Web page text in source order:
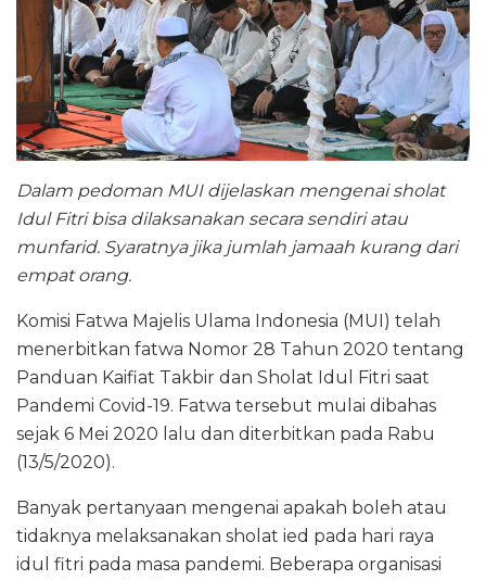
Dalam pedoman MUI dijelaskan mengenai sholat
Idul Fitri bisa dilaksanakan secara sendiri atau
munfarid. Syaratnya jika jumlah jamaah kurang dari
empat orang.
Komisi Fatwa Majelis Ulama Indonesia (MUI) telah
menerbitkan fatwa Nomor 28 Tahun 2020 tentang
Panduan Kaifiat Takbir dan Sholat Idul Fitri saat
Pandemi Covid-19. Fatwa tersebut mulai dibahas
sejak 6 Mei 2020 lalu dan diterbitkan pada Rabu
(13/5/2020).
Banyak pertanyaan mengenai apakah boleh atau
tidaknya melaksanakan sholat ied pada hari raya
idul fitri pada masa pandemi. Beberapa organisasi